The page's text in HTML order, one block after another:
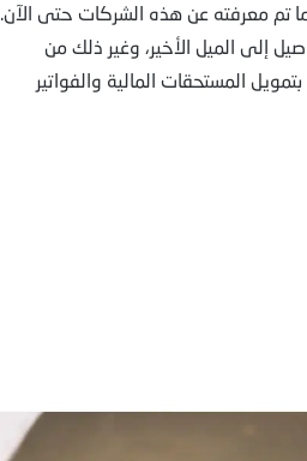
تم معرفته عن هذه الشركات حتى الآن.
إلى الميل الأخير، وغير ذلك من
المستحقات المالية والفواتير